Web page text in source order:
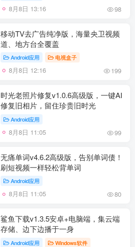
8月8日 13:16 98
移动TV去广告纯净版，海量央卫视频
道、地方台全覆盖
Android应用 电视盒子
8月8日 12:16 199
时光老照片修复v1.0.6高级版，一键AI
修复旧相片，留住珍贵旧时光
Android应用
8月8日 11:05 99
无痛单词v4.6.2高级版，告别单词债！
刷短视频一样轻松背单词
Android应用
8月8日 11:05 80
鲨鱼下载v1.3.5安卓+电脑端，集云端
存储、边下边播于一身
Android应用 Windows软件